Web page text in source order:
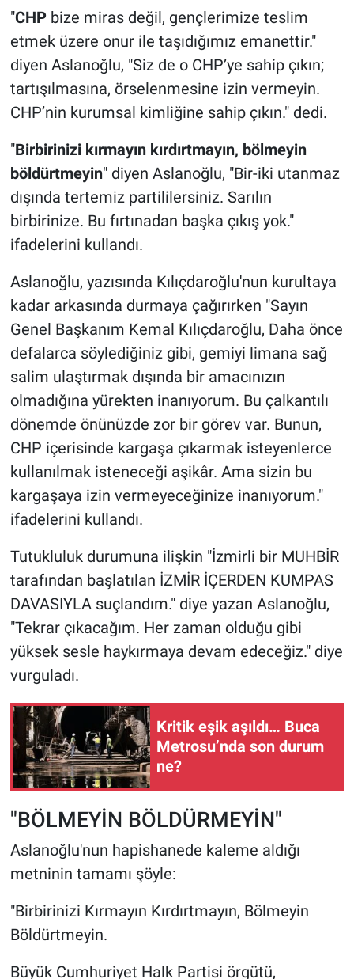
"CHPbize miras değil, gençlerimize teslim
etmek üzere onur ile taşıdığımız emanettir."
diyen Aslanoğlu, "Siz de o CHP’ye sahip çıkın;
tartışılmasına, örselenmesine izin vermeyin.
CHP’nin kurumsal kimliğine sahip çıkın." dedi.
"Birbirinizi kırmayın kırdırtmayın, bölmeyin
böldürtmeyin" diyen Aslanoğlu, "Bir-iki utanmaz
dışında tertemiz partililersiniz. Sarılın
birbirinize. Bu fırtınadan başka çıkış yok."
ifadelerini kullandı.
Aslanoğlu, yazısında Kılıçdaroğlu'nun kurultaya
kadar arkasında durmaya çağırırken "Sayın
Genel Başkanım Kemal Kılıçdaroğlu, Daha önce
defalarca söylediğiniz gibi, gemiyi limana sağ
salim ulaştırmak dışında bir amacınızın
olmadığına yürekten inanıyorum. Bu çalkantılı
dönemde önünüzde zor bir görev var. Bunun,
CHP içerisinde kargaşa çıkarmak isteyenlerce
kullanılmak isteneceği aşikâr. Ama sizin bu
kargaşaya izin vermeyeceğinize inanıyorum."
ifadelerini kullandı.
Tutukluluk durumuna ilişkin "İzmirli bir MUHBİR
tarafından başlatılan İZMİR İÇERDEN KUMPAS
DAVASIYLA suçlandım." diye yazan Aslanoğlu,
"Tekrar çıkacağım. Her zaman olduğu gibi
yüksek sesle haykırmaya devam edeceğiz." diye
vurguladı.
Kritik eşik aşıldı… Buca
Metrosu’nda son durum
ne?
"BÖLMEYİN BÖLDÜRMEYİN"
Aslanoğlu'nun hapishanede kaleme aldığı
metninin tamamı şöyle:
"Birbirinizi Kırmayın Kırdırtmayın, Bölmeyin
Böldürtmeyin.
Büyük Cumhuriyet Halk Partisi örgütü,